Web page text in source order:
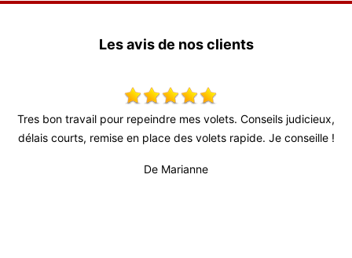
Les avis de nos clients
mes volets. Conseils judicieux,
des volets rapide. Je conseille !
Très bon relationnel, patron
fiable (surtout au vu de la